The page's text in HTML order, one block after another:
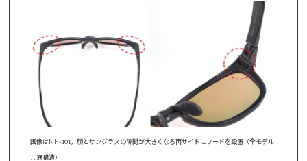
画像はNH-101。顔とサングラスの隙間が大きくなる両サイドにフードを設置（全モデル
共通構造）